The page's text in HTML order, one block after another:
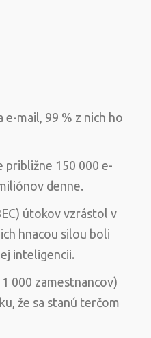
e-mail, 99 % z nich ho
približne 150 000 e-
denne.
útokov vzrástol v
hnacou silou boli
inteligencii.
000 zamestnancov)
že sa stanú terčom